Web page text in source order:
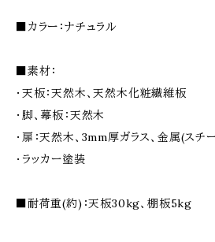
■カラー：ナチュラル
■素材：
・天板：天然木、天然木化粧繊維板
・脚、幕板：天然木
・扉：天然木、3mm厚ガラス、金属(スチ
・ラッカー塗装
■耐荷重(約)：天板30kg、棚板5kg